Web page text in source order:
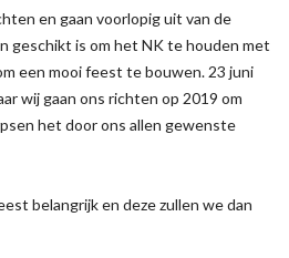
en gaan voorlopig uit van de
geschikt is om het NK te houden met
een mooi feest te bouwen. 23 juni
wij gaan ons richten op 2019 om
het door ons allen gewenste
belangrijk en deze zullen we dan